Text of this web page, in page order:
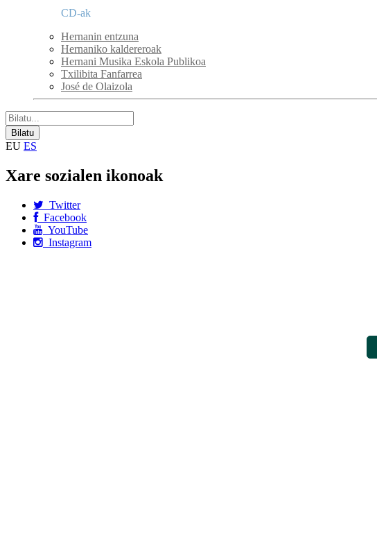
CD-ak
Hernanin entzuna
Hernaniko kaldereroak
Hernani Musika Eskola Publikoa
Txilibita Fanfarrea
José de Olaizola
EU ES
Xare sozialen ikonoak
Twitter
Facebook
YouTube
Instagram